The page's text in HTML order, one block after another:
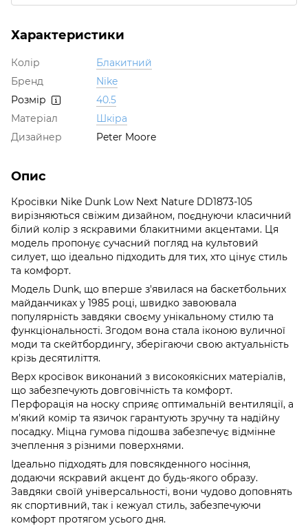
Характеристики
Колір
Блакитний
Бренд
Nike
Розмір
40.5
Матеріал
Шкіра
Дизайнер
Peter Moore
Опис
Кросівки Nike Dunk Low Next Nature DD1873-105
вирізняються свіжим дизайном, поєднуючи класичний
білий колір з яскравими блакитними акцентами. Ця
модель пропонує сучасний погляд на культовий
силует, що ідеально підходить для тих, хто цінує стиль
та комфорт.
Модель Dunk, що вперше з'явилася на баскетбольних
майданчиках у 1985 році, швидко завоювала
популярність завдяки своєму унікальному стилю та
функціональності. Згодом вона стала іконою вуличної
моди та скейтбордингу, зберігаючи свою актуальність
крізь десятиліття.
Верх кросівок виконаний з високоякісних матеріалів,
що забезпечують довговічність та комфорт.
Перфорація на носку сприяє оптимальній вентиляції, а
м'який комір та язичок гарантують зручну та надійну
посадку. Міцна гумова підошва забезпечує відмінне
зчеплення з різними поверхнями.
Ідеально підходять для повсякденного носіння,
додаючи яскравий акцент до будь-якого образу.
Завдяки своїй універсальності, вони чудово доповнять
як спортивний, так і кежуал стиль, забезпечуючи
комфорт протягом усього дня.